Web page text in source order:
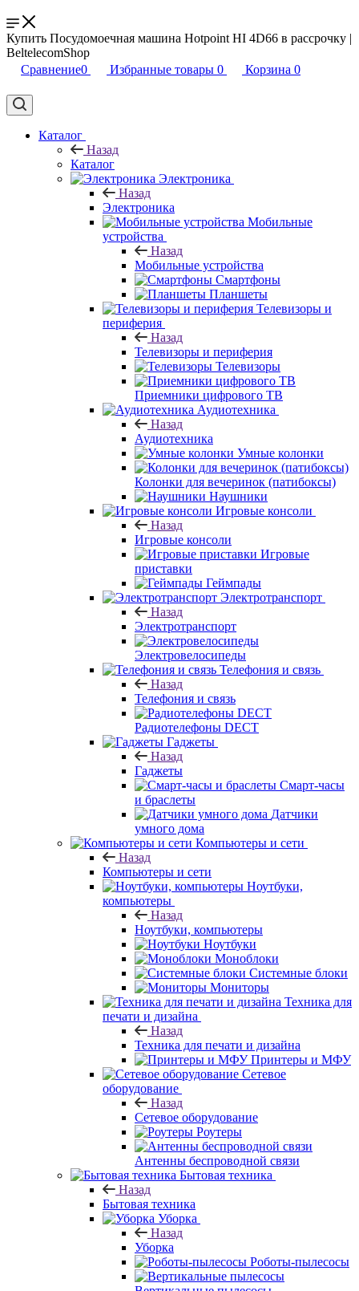
Купить Посудомоечная машина Hotpoint HI 4D66 в рассрочку |
BeltelecomShop
Сравнение0 Избранные товары 0 Корзина 0
Каталог
Назад
Каталог
Электроника
Назад
Электроника
Мобильные
устройства
Назад
Мобильные устройства
Смартфоны
Планшеты
Телевизоры и
периферия
Назад
Телевизоры и периферия
Телевизоры
Приемники цифрового ТВ
Аудиотехника
Назад
Аудиотехника
Умные колонки
Колонки для вечеринок (патибоксы)
Наушники
Игровые консоли
Назад
Игровые консоли
Игровые
приставки
Геймпады
Электротранспорт
Назад
Электротранспорт
Электровелосипеды
Телефония и связь
Назад
Телефония и связь
Радиотелефоны DECT
Гаджеты
Назад
Гаджеты
Смарт-часы
и браслеты
Датчики
умного дома
Компьютеры и сети
Назад
Компьютеры и сети
Ноутбуки,
компьютеры
Назад
Ноутбуки, компьютеры
Ноутбуки
Моноблоки
Системные блоки
Мониторы
Техника для
печати и дизайна
Назад
Техника для печати и дизайна
Принтеры и МФУ
Сетевое
оборудование
Назад
Сетевое оборудование
Роутеры
Антенны беспроводной связи
Бытовая техника
Назад
Бытовая техника
Уборка
Назад
Уборка
Роботы-пылесосы